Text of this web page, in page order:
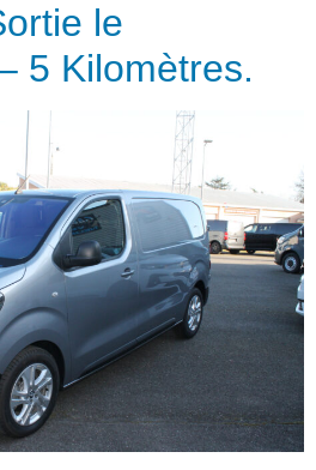
le
5 Kilomètres.